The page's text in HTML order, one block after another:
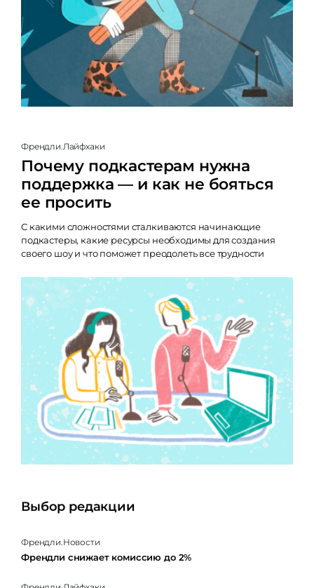
Френдли.Лайфхаки
Почему подкастерам нужна
поддержка — и как не бояться
ее просить
С какими сложностями сталкиваются начинающие
подкастеры, какие ресурсы необходимы для создания
своего шоу и что поможет преодолеть все трудности
Выбор редакции
Френдли.Новости
Френдли снижает комиссию до 2%